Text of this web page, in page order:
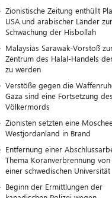
Zionistische Zeitung enthüllt
USA und arabischer Länder zur
Schwächung der Hisbollah
Malaysias Sarawak-Vorstoß
Zentrum des Halal-Handels
zu werden
Verstöße gegen die
Gaza sind eine Fortsetzung des
Völkermords
Zionisten setzten eine
Westjordanland in Brand
Entfernung einer
Thema Koranverbrennung
einer schwedischen Universität
Beginn der Ermittlungen der